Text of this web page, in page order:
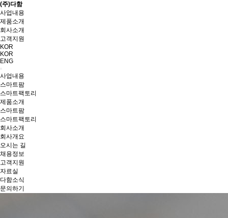
(주)다함
사업내용
제품소개
회사소개
고객지원
KOR
KOR
ENG
사업내용
스마트팜
스마트팩토리
제품소개
스마트팜
스마트팩토리
회사소개
회사개요
오시는 길
채용정보
고객지원
자료실
다함소식
문의하기